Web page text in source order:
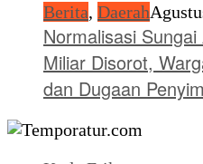
Berita, Daerah
Normalisasi
Miliar Disorot,
dan Dugaan